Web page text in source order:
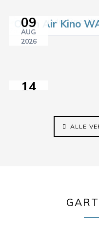
09
AUG
2026
Open Air Kino
14
Sprach-
Café
ALLE